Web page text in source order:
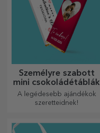
Személyre szabott
mini csokoládétáblák
A legédesebb ajándékok
szeretteidnek!